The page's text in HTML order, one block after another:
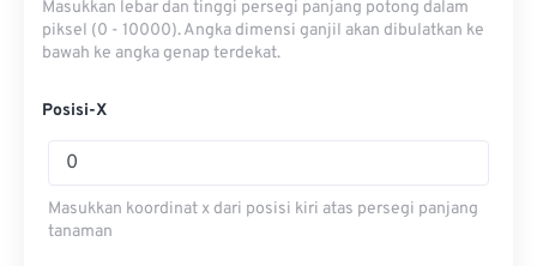
Masukkan lebar dan tinggi persegi panjang potong dalam
piksel (0 - 10000). Angka dimensi ganjil akan dibulatkan ke
bawah ke angka genap terdekat.
Posisi-X
Masukkan koordinat x dari posisi kiri atas persegi panjang
tanaman